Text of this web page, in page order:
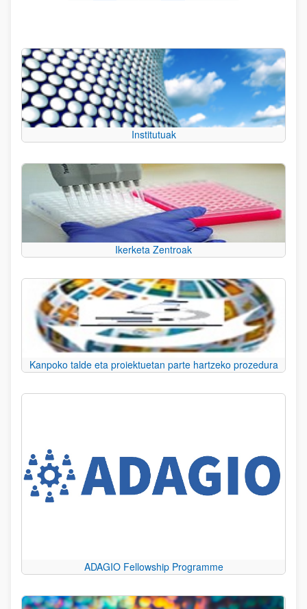
Institutuak
Ikerketa Zentroak
Kanpoko talde eta proiektuetan parte hartzeko prozedura
ADAGIO Fellowship Programme